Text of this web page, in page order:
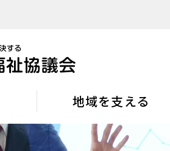
地域を支える